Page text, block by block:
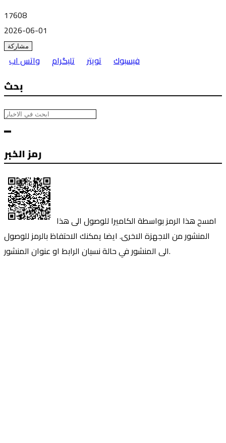
17608
2026-06-01
مشاركة
فيسبوك تويتر تليگرام واتس اب
بحث
رمز الخبر
امسح هذا الرمز بواسطة الكاميرا للوصول الى هذا
المنشور من الاجهزة الاخرى. ايضا يمكنك الاحتفاظ بالرمز للوصول
الى المنشور في حالة نسيان الرابط او عنوان المنشور.